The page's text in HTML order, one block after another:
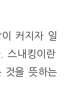
커지자 일
스내킹이란
것을 뜻하는